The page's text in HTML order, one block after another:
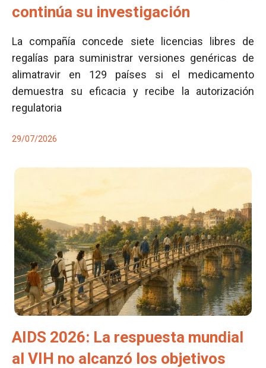
continúa su investigación
La compañía concede siete licencias libres de
regalías para suministrar versiones genéricas de
alimatravir en 129 países si el medicamento
demuestra su eficacia y recibe la autorización
regulatoria
29/07/2026
AIDS 2026: La respuesta mundial
al VIH no alcanzó los objetivos